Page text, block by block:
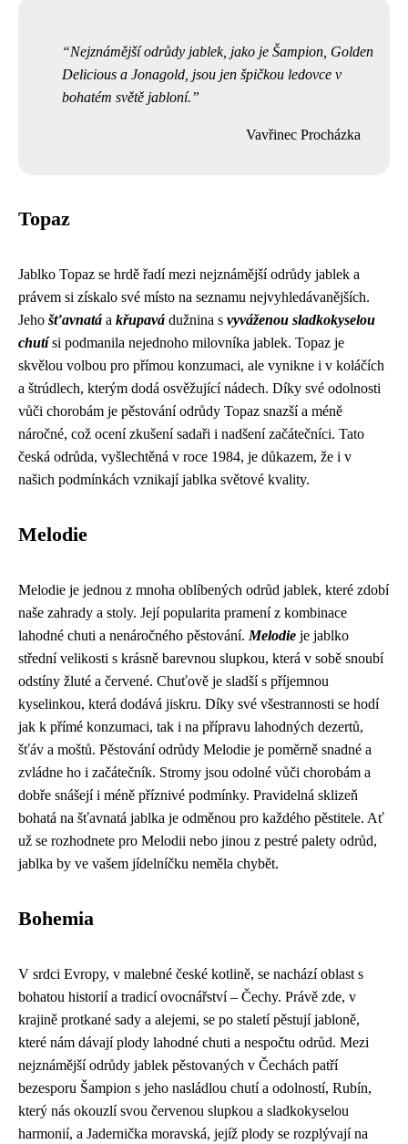
Nejznámější odrůdy jablek, jako je Šampion, Golden
Delicious a Jonagold, jsou jen špičkou ledovce v
bohatém světě jabloní.
Vavřinec Procházka
Topaz
Jablko Topaz se hrdě řadí mezi nejznámější odrůdy jablek a
právem si získalo své místo na seznamu nejvyhledávanějších.
Jeho šťavnatá a křupavá dužnina s vyváženou sladkokyselou
chutísi podmanila nejednoho milovníka jablek. Topaz je
skvělou volbou pro přímou konzumaci, ale vynikne i v koláčích
a štrúdlech, kterým dodá osvěžující nádech. Díky své odolnosti
vůči chorobám je pěstování odrůdy Topaz snazší a méně
náročné, což ocení zkušení sadaři i nadšení začátečníci. Tato
česká odrůda, vyšlechtěná v roce 1984, je důkazem, že i v
našich podmínkách vznikají jablka světové kvality.
Melodie
Melodie je jednou z mnoha oblíbených odrůd jablek, které zdobí
naše zahrady a stoly. Její popularita pramení z kombinace
lahodné chuti a nenáročného pěstování. Melodie je jablko
střední velikosti s krásně barevnou slupkou, která v sobě snoubí
odstíny žluté a červené. Chuťově je sladší s příjemnou
kyselinkou, která dodává jiskru. Díky své všestrannosti se hodí
jak k přímé konzumaci, tak i na přípravu lahodných dezertů,
šťáv a moštů. Pěstování odrůdy Melodie je poměrně snadné a
zvládne ho i začátečník. Stromy jsou odolné vůči chorobám a
dobře snášejí i méně příznivé podmínky. Pravidelná sklizeň
bohatá na šťavnatá jablka je odměnou pro každého pěstitele. Ať
už se rozhodnete pro Melodii nebo jinou z pestré palety odrůd,
jablka by ve vašem jídelníčku neměla chybět.
Bohemia
V srdci Evropy, v malebné české kotlině, se nachází oblast s
bohatou historií a tradicí ovocnářství – Čechy. Právě zde, v
krajině protkané sady a alejemi, se po staletí pěstují jabloně,
které nám dávají plody lahodné chuti a nespočtu odrůd. Mezi
nejznámější odrůdy jablek pěstovaných v Čechách patří
bezesporu Šampion s jeho nasládlou chutí a odolností, Rubín,
který nás okouzlí svou červenou slupkou a sladkokyselou
harmonií, a Jadernička moravská, jejíž plody se rozplývají na